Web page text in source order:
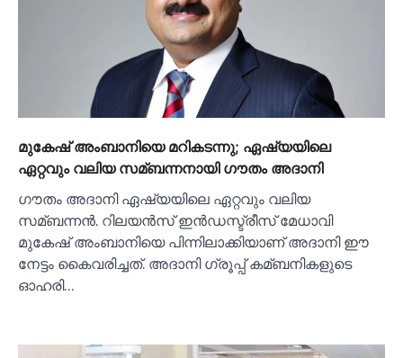
മുകേഷ് അംബാനിയെ മറികടന്നു; ഏഷ്യയിലെ
ഏറ്റവും വലിയ സമ്ബന്നനായി ഗൗതം അദാനി
ഗൗതം അദാനി ഏഷ്യയിലെ ഏറ്റവും വലിയ
സമ്ബന്നൻ. റിലയൻസ് ഇൻഡസ്ട്രീസ് മേധാവി
മുകേഷ് അംബാനിയെ പിന്നിലാക്കിയാണ് അദാനി ഈ
നേട്ടം കൈവരിച്ചത്. അദാനി ഗ്രൂപ്പ് കമ്ബനികളുടെ
ഓഹരി…